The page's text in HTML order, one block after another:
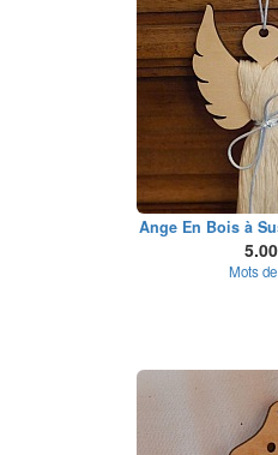
Ange En Bois à
Mots